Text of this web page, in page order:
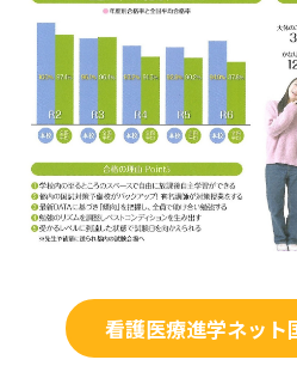
看護医療進学ネット